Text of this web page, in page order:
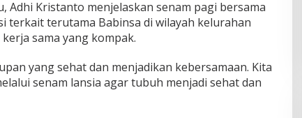
Adhi Kristanto menjelaskan senam pagi bersama
terkait terutama Babinsa di wilayah kelurahan
sama yang kompak.
yang sehat dan menjadikan kebersamaan. Kita
senam lansia agar tubuh menjadi sehat dan